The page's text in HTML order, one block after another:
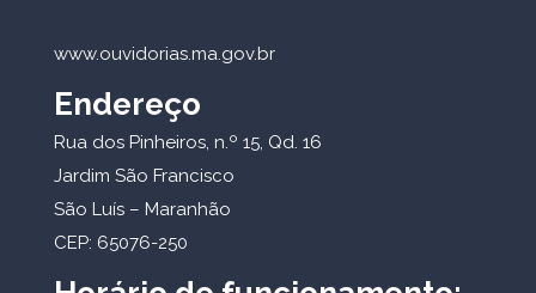
www.ouvidorias.ma.gov.br
Endereço
Rua dos Pinheiros, n.º 15, Qd. 16
Jardim São Francisco
São Luís – Maranhão
CEP: 65076-250